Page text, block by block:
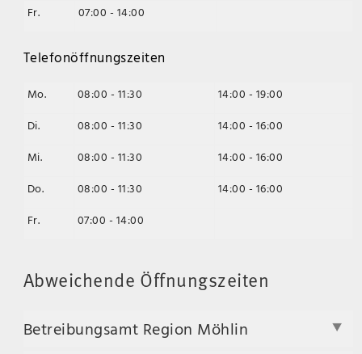
Fr.
07:00 - 14:00
Telefonöffnungszeiten
Mo. 08:00 - 11:30
14:00 - 19:00
Di.
08:00 - 11:30
14:00 - 16:00
Mi.
08:00 - 11:30
14:00 - 16:00
Do.
08:00 - 11:30
14:00 - 16:00
Fr.
07:00 - 14:00
Abweichende Öffnungszeiten
Betreibungsamt Region Möhlin